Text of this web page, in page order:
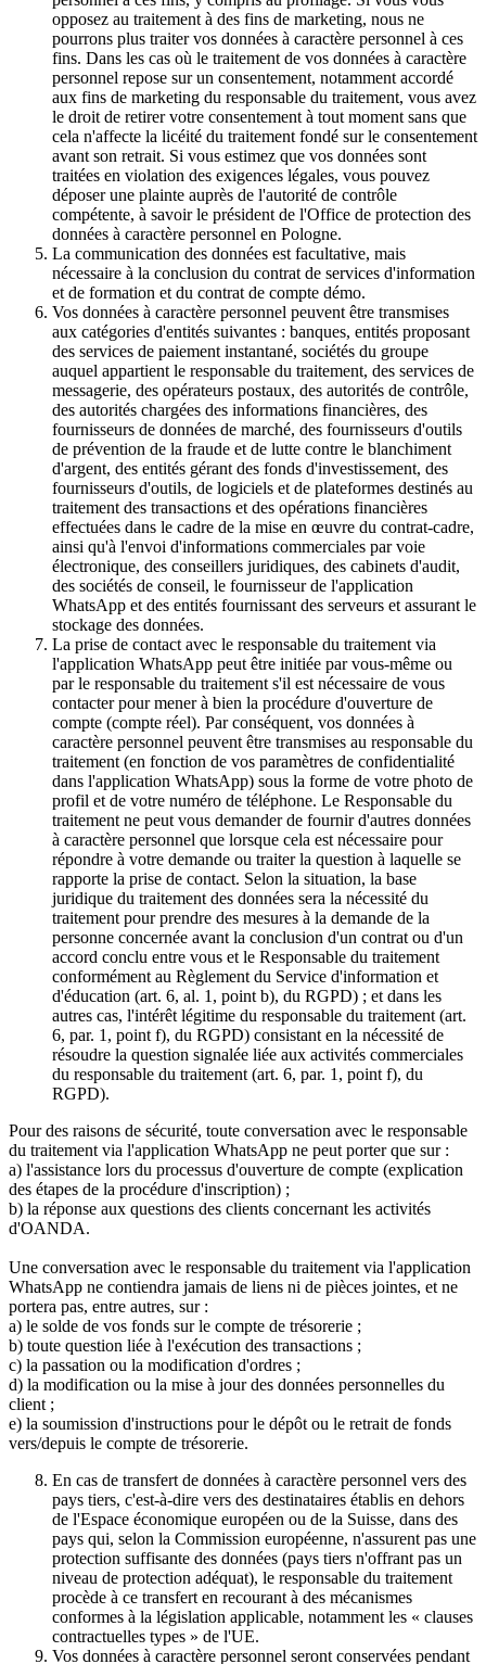
opposez au traitement à des fins de marketing, nous ne
pourrons plus traiter vos données à caractère personnel à ces
fins. Dans les cas où le traitement de vos données à caractère
personnel repose sur un consentement, notamment accordé
aux fins de marketing du responsable du traitement, vous avez
le droit de retirer votre consentement à tout moment sans que
cela n'affecte la licéité du traitement fondé sur le consentement
avant son retrait. Si vous estimez que vos données sont
traitées en violation des exigences légales, vous pouvez
déposer une plainte auprès de l'autorité de contrôle
compétente, à savoir le président de l'Office de protection des
données à caractère personnel en Pologne.
La communication des données est facultative, mais
nécessaire à la conclusion du contrat de services d'information
et de formation et du contrat de compte démo.
Vos données à caractère personnel peuvent être transmises
aux catégories d'entités suivantes : banques, entités proposant
des services de paiement instantané, sociétés du groupe
auquel appartient le responsable du traitement, des services de
messagerie, des opérateurs postaux, des autorités de contrôle,
des autorités chargées des informations financières, des
fournisseurs de données de marché, des fournisseurs d'outils
de prévention de la fraude et de lutte contre le blanchiment
d'argent, des entités gérant des fonds d'investissement, des
fournisseurs d'outils, de logiciels et de plateformes destinés au
traitement des transactions et des opérations financières
effectuées dans le cadre de la mise en œuvre du contrat-cadre,
ainsi qu'à l'envoi d'informations commerciales par voie
électronique, des conseillers juridiques, des cabinets d'audit,
des sociétés de conseil, le fournisseur de l'application
WhatsApp et des entités fournissant des serveurs et assurant le
stockage des données.
La prise de contact avec le responsable du traitement via
l'application WhatsApp peut être initiée par vous-même ou
par le responsable du traitement s'il est nécessaire de vous
contacter pour mener à bien la procédure d'ouverture de
compte (compte réel). Par conséquent, vos données à
caractère personnel peuvent être transmises au responsable du
traitement (en fonction de vos paramètres de confidentialité
dans l'application WhatsApp) sous la forme de votre photo de
profil et de votre numéro de téléphone. Le Responsable du
traitement ne peut vous demander de fournir d'autres données
à caractère personnel que lorsque cela est nécessaire pour
répondre à votre demande ou traiter la question à laquelle se
rapporte la prise de contact. Selon la situation, la base
juridique du traitement des données sera la nécessité du
traitement pour prendre des mesures à la demande de la
personne concernée avant la conclusion d'un contrat ou d'un
accord conclu entre vous et le Responsable du traitement
conformément au Règlement du Service d'information et
d'éducation (art. 6, al. 1, point b), du RGPD) ; et dans les
autres cas, l'intérêt légitime du responsable du traitement (art.
6, par. 1, point f), du RGPD) consistant en la nécessité de
résoudre la question signalée liée aux activités commerciales
du responsable du traitement (art. 6, par. 1, point f), du
RGPD).
Pour des raisons de sécurité, toute conversation avec le responsable
du traitement via l'application WhatsApp ne peut porter que sur :
a) l'assistance lors du processus d'ouverture de compte (explication
des étapes de la procédure d'inscription) ;
b) la réponse aux questions des clients concernant les activités
d'OANDA.
Une conversation avec le responsable du traitement via l'application
WhatsApp ne contiendra jamais de liens ni de pièces jointes, et ne
portera pas, entre autres, sur :
a) le solde de vos fonds sur le compte de trésorerie ;
b) toute question liée à l'exécution des transactions ;
c) la passation ou la modification d'ordres ;
d) la modification ou la mise à jour des données personnelles du
client ;
e) la soumission d'instructions pour le dépôt ou le retrait de fonds
vers/depuis le compte de trésorerie.
En cas de transfert de données à caractère personnel vers des
pays tiers, c'est-à-dire vers des destinataires établis en dehors
de l'Espace économique européen ou de la Suisse, dans des
pays qui, selon la Commission européenne, n'assurent pas une
protection suffisante des données (pays tiers n'offrant pas un
niveau de protection adéquat), le responsable du traitement
procède à ce transfert en recourant à des mécanismes
conformes à la législation applicable, notamment les « clauses
contractuelles types » de l'UE.
Vos données à caractère personnel seront conservées pendant